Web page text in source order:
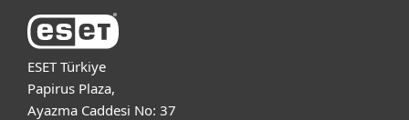
ESET Türkiye
Papirus Plaza,
Ayazma Caddesi No: 37